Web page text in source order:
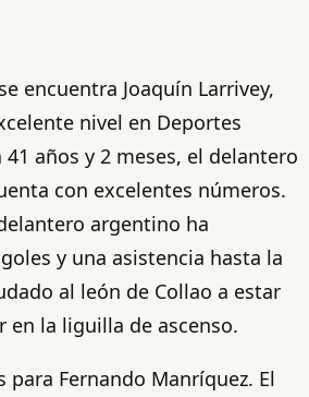
se encuentra Joaquín Larrivey,
nivel en Deportes
41 años y 2 meses, el delantero
con excelentes números.
argentino ha
y una asistencia hasta la
al león de Collao a estar
en la liguilla de ascenso.
para Fernando Manríquez. El